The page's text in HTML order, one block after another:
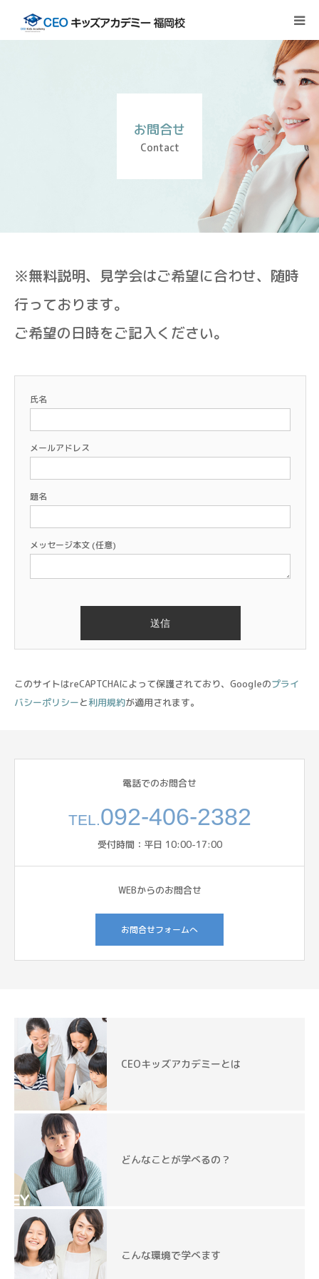
お問合せ
Contact
※無料説明、見学会はご希望に合わせ、随時
行っております。
ご希望の日時をご記入ください。
氏名
メールアドレス
題名
メッセージ本文 (任意)
このサイトはreCAPTCHAによって保護されており、Googleのプライ
バシーポリシーと利用規約が適用されます。
電話でのお問合せ
TEL.092-406-2382
受付時間：平日 10:00-17:00
WEBからのお問合せ
お問合せフォームへ
CEOキッズアカデミーとは
どんなことが学べるの？
こんな環境で学べます